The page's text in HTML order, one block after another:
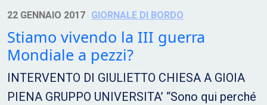
22 GENNAIO 2017 GIORNALE DI BORDO
Stiamo vivendo la III guerra
Mondiale a pezzi?
INTERVENTO DI GIULIETTO CHIESA A GIOIA
PIENA GRUPPO UNIVERSITA’ “Sono qui perché